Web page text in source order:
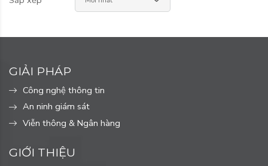
GIẢI PHÁP
Công nghệ thông tin
An ninh giám sát
Viễn thông & Ngân hàng
GIỚI THIỆU